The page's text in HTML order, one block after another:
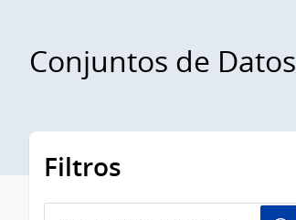
Conjuntos de Datos
Filtros